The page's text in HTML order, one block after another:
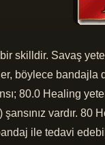
skilldir. Savaş
böylece
80.0 Healing
vardır.
ile tedavi